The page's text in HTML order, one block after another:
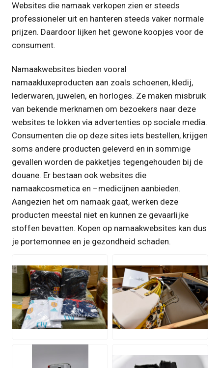
Websites die namaak verkopen zien er steeds
professioneler uit en hanteren steeds vaker normale
prijzen. Daardoor lijken het gewone koopjes voor de
consument.
Namaakwebsites bieden vooral
namaakluxeproducten aan zoals schoenen, kledij,
lederwaren, juwelen, en horloges. Ze maken misbruik
van bekende merknamen om bezoekers naar deze
websites te lokken via advertenties op sociale media.
Consumenten die op deze sites iets bestellen, krijgen
soms andere producten geleverd en in sommige
gevallen worden de pakketjes tegengehouden bij de
douane. Er bestaan ook websites die
namaakcosmetica en –medicijnen aanbieden.
Aangezien het om namaak gaat, werken deze
producten meestal niet en kunnen ze gevaarlijke
stoffen bevatten. Kopen op namaakwebsites kan dus
je portemonnee en je gezondheid schaden.
JPG JPG